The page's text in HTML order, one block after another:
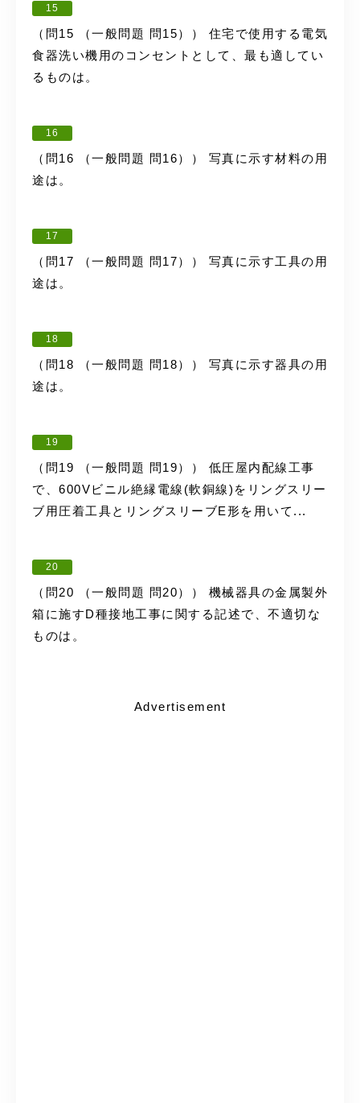
15
（問15 （一般問題 問15）） 住宅で使用する電気
食器洗い機用のコンセントとして、最も適してい
るものは。
16
（問16 （一般問題 問16）） 写真に示す材料の用
途は。
17
（問17 （一般問題 問17）） 写真に示す工具の用
途は。
18
（問18 （一般問題 問18）） 写真に示す器具の用
途は。
19
（問19 （一般問題 問19）） 低圧屋内配線工事
で、600Vビニル絶縁電線(軟銅線)をリングスリー
ブ用圧着工具とリングスリーブE形を用いて...
20
（問20 （一般問題 問20）） 機械器具の金属製外
箱に施すD種接地工事に関する記述で、不適切な
ものは。
Advertisement